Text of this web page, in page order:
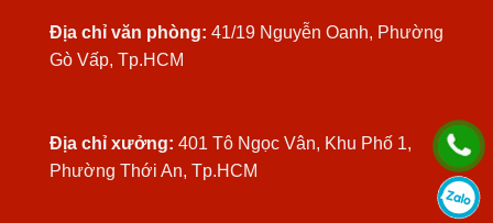
Địa chỉ văn phòng: 41/19 Nguyễn Oanh, Phường
Gò Vấp, Tp.HCM
Địa chỉ xưởng: 401 Tô Ngọc Vân, Khu Phố 1,
Phường Thới An, Tp.HCM